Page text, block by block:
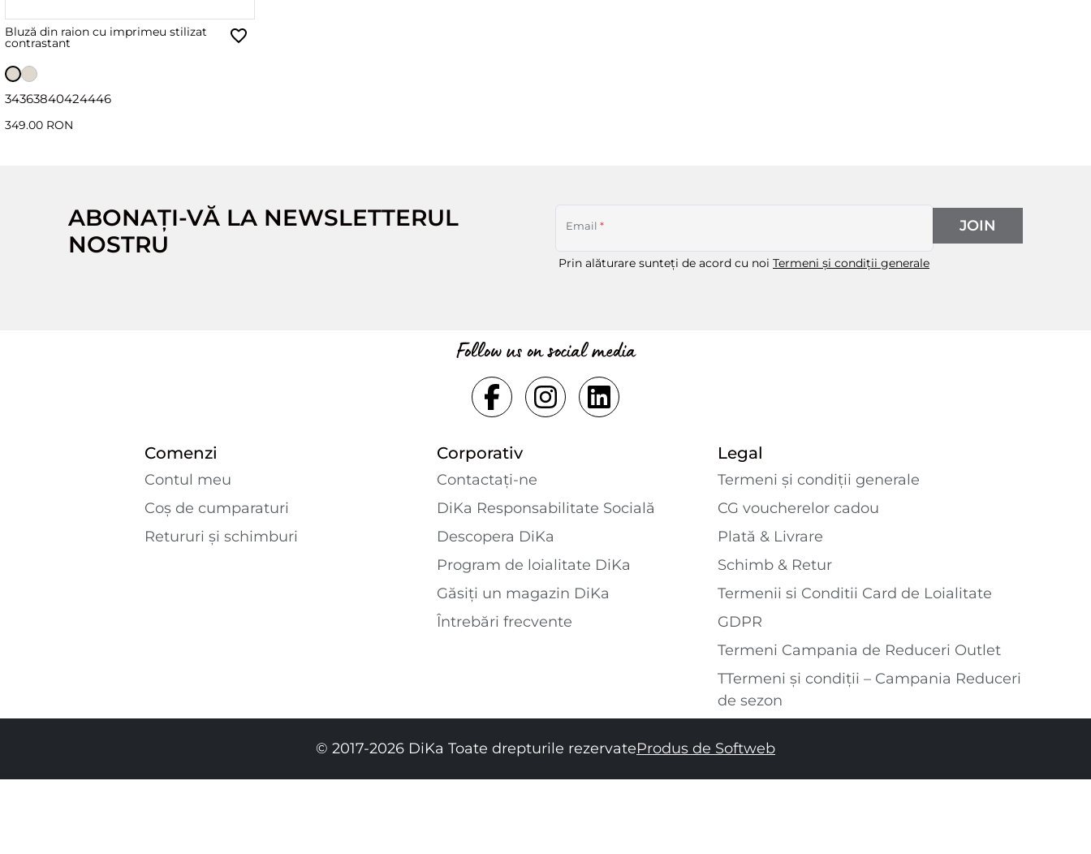
Bluză din raion cu imprimeu stilizat
contrastant
34363840424446
349.00 RON
ABONAȚI-VĂ LA NEWSLETTERUL
NOSTRU
Email *
Prin alăturare sunteți de acord cu noi Termeni și condiții generale
JOIN
Follow us on social media
Comenzi
Contul meu
Coș de cumparaturi
Retururi și schimburi
Corporativ
Contactaţi-ne
DiKa Responsabilitate Socială
Descopera DiKa
Program de loialitate DiKa
Găsiți un magazin DiKa
Întrebări frecvente
Legal
Termeni și condiții generale
CG voucherelor cadou
Plată & Livrare
Schimb & Retur
Termenii si Conditii Card de Loialitate
GDPR
Termeni Campania de Reduceri Outlet
TTermeni și condiții – Campania Reduceri
de sezon
© 2017-2026 DiKa Toate drepturile rezervateProdus de Softweb